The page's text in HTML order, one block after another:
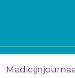
Medicijnjournaal